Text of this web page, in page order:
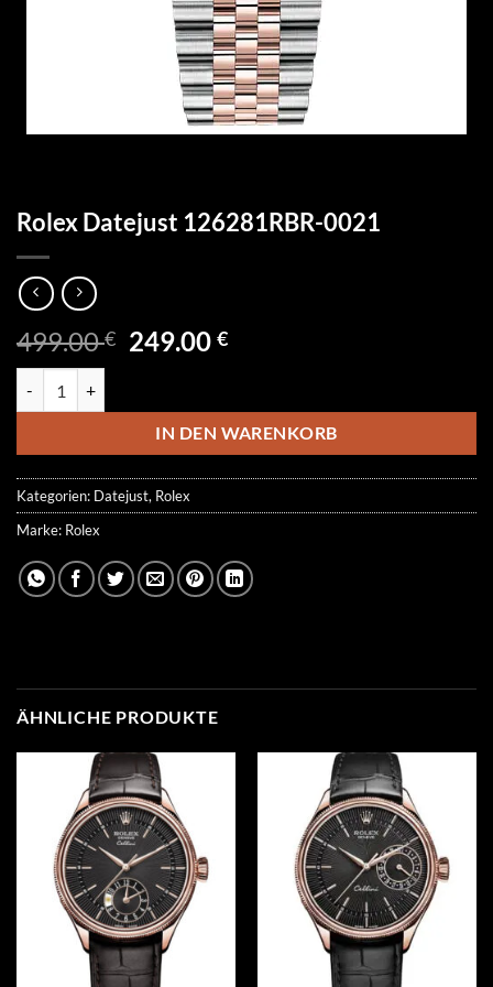
Rolex Datejust 126281RBR-0021
499.00€ Ursprünglicher
499.00 €
249.00€Aktueller
249.00 €.
IN DEN WARENKORB
Kategorien: Datejust, Rolex
Marke: Rolex
ÄHNLICHE PRODUKTE